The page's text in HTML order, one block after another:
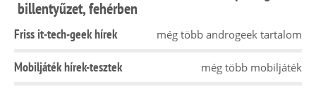
billentyűzet, fehérben
Friss it-tech-geek hírek még több androgeek tartalom
Mobiljáték hírek-tesztek még több mobiljáték